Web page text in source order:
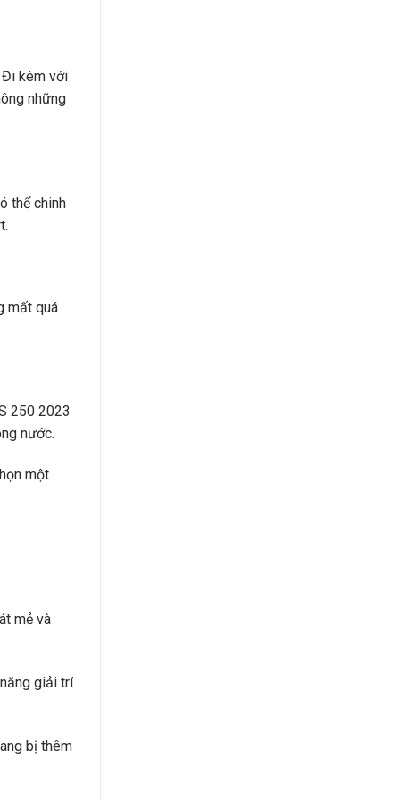
Đi kèm với
những
thể chinh
mất quá
250 2023
nước.
một
mẻ và
giải trí
bị thêm